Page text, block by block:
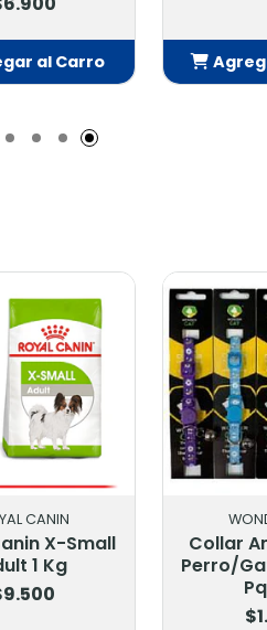
al Carro
CANIN
X-Small
1 Kg
Collar
Perro/